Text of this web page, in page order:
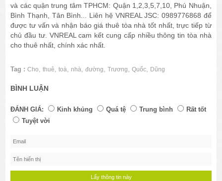
và các quận trung tâm TPHCM: Quận 1,2,3,5,7,10, Phú Nhuận,
Bình Thạnh, Tân Bình... Liên hệ VNREAL JSC: 0989776868 để
được tư vấn và nhận báo giá thuê tòa nhà tốt nhất, trực tiếp từ
chủ đầu tư. VNREAL cam kết cung cấp nhiều thông tin tòa nhà
cho thuê nhất, chính xác nhất.
Tag : Cho,thuê,toà, nhà,đường,Trương,Quốc, Dũng
BÌNH LUẬN
ĐÁNH GIÁ: Kinh khủng Quá tệ Trung bình
Rất tốt
Tuyệt vời